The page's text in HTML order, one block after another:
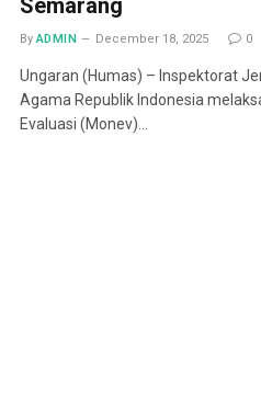
Semarang
By ADMIN December 18, 2025 0
Ungaran (Humas) – Inspektorat
Agama Republik Indonesia
Evaluasi (Monev)…